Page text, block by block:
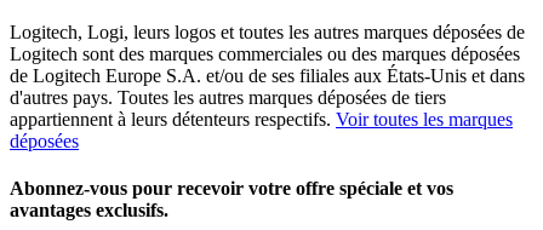
Logitech, Logi, leurs logos et toutes les autres marques déposées de
Logitech sont des marques commerciales ou des marques déposées
de Logitech Europe S.A. et/ou de ses filiales aux États-Unis et dans
d'autres pays. Toutes les autres marques déposées de tiers
appartiennent à leurs détenteurs respectifs. Voir toutes les marques
déposées
Abonnez-vous pour recevoir votre offre spéciale et vos
avantages exclusifs.